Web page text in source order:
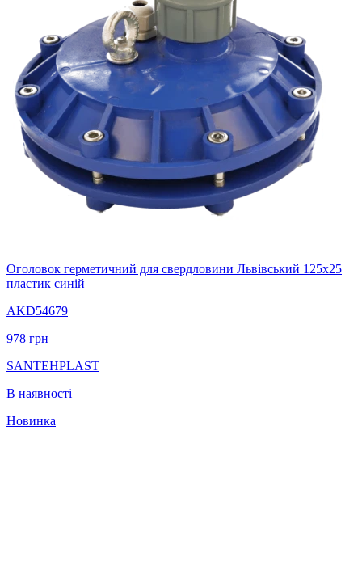
Оголовок герметичний для свердловини Львівський 125х25
пластик синій
AKD54679
978 грн
SANTEHPLAST
В наявності
Новинка